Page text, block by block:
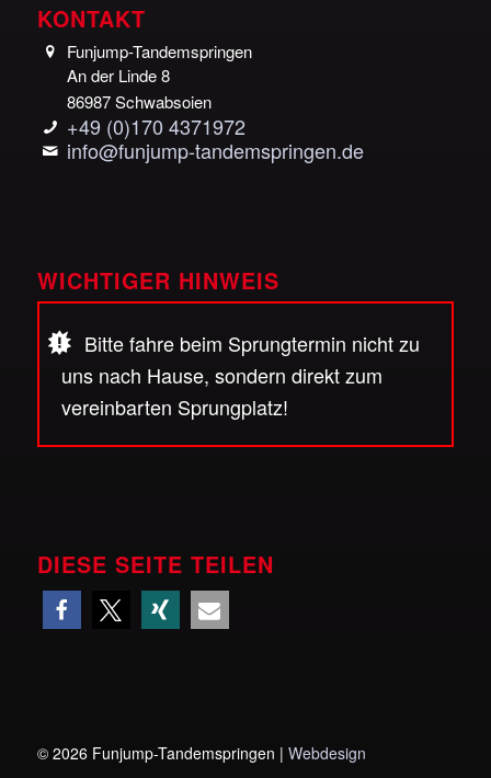
KONTAKT
Funjump-Tandemspringen
An der Linde 8
86987 Schwabsoien
+49 (0)170 4371972
info@funjump-tandemspringen.de
WICHTIGER HINWEIS
Bitte fahre beim Sprungtermin nicht zu
uns nach Hause, sondern direkt zum
vereinbarten Sprungplatz!
DIESE SEITE TEILEN
© 2026 Funjump-Tandemspringen | Webdesign